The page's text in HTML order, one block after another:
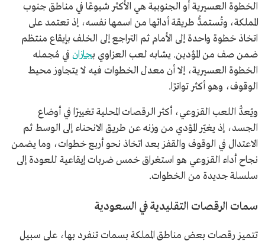
الخطوة العسيرية أو الجنوبية هي الأكثر شيوعًا في مناطق جنوب
المملكة، وتُستمدُّ طريقة أدائها من اسمها نفسه، إذ تعتمد على
اتخاذ خطوة واحدة إلى الأمام ثم التراجع إلى الخلف بإيقاع منتظم
ضمن صف من المؤدين. يشابه لعب العزاوي بجازان في مُجمله
الخطوة العسيرية، إلا أن معدل الخطوات فيه لا يتجاوز محيط
الوقوف، وهو أكثر تواترًا.
ويُعدُّ اللعب القزوعي، أكثر الرقصات المحلية تغييرًا في أوضاع
الجسد، إذ يغيّر المؤدي من وزنه عن طريق الانحناء إلى الوسط ثم
الاعتدال في الوقوف والقفز بعد اتخاذ نحو أربع خطوات، وما يضمن
نجاح أداء القزوعي هو استغراق خمس ضربات إيقاعية للعودة إلى
سلسلة جديدة من الخطوات.
سمات الرقصات التقليدية في السعودية
تتميز رقصات بعض مناطق المملكة بسمات تنفرد بها، على سبيل